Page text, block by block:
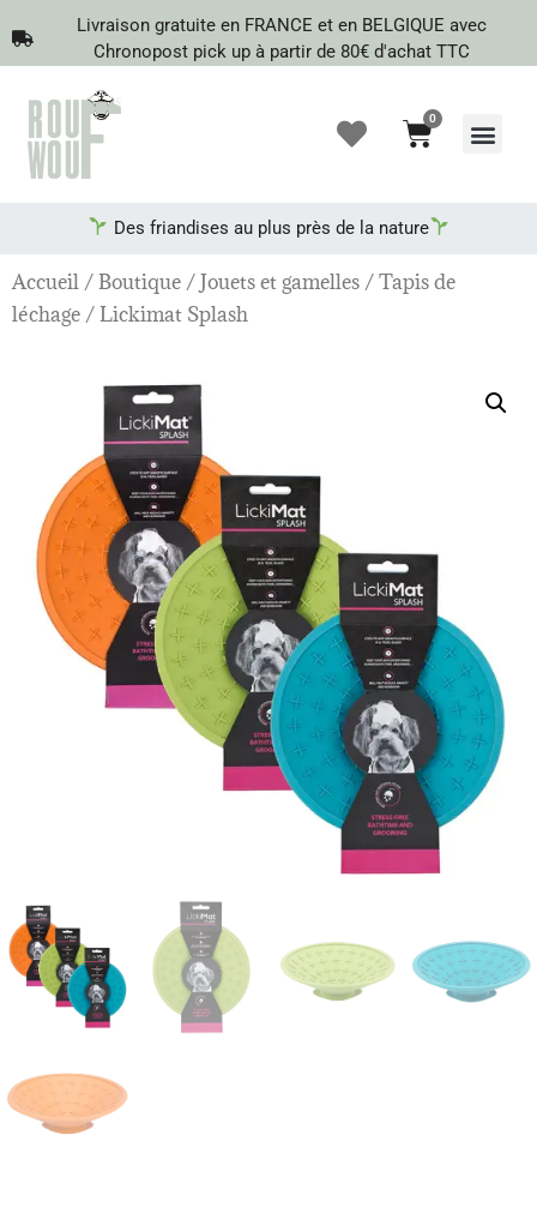
Livraison gratuite en FRANCE et en BELGIQUE avec
Chronopost pick up à partir de 80€ d'achat TTC
0
Des friandises au plus près de la nature
Accueil /Boutique /Jouets et gamelles /Tapis de
léchage / Lickimat Splash